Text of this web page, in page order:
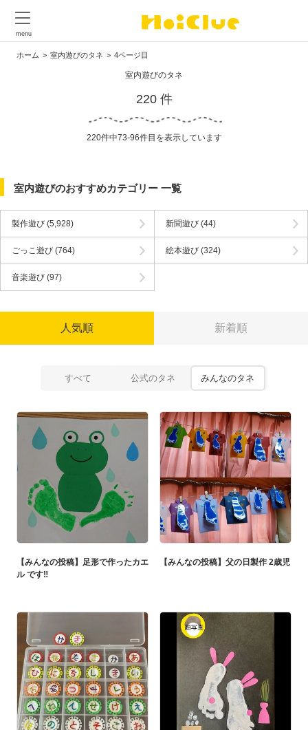
ホーム 室内遊びのタネ 4ページ目
室内遊びのタネ
220 件
220件中73-96件目を表示しています
室内遊びのおすすめカテゴリー 一覧
製作遊び (5,928) 新聞遊び(44)
ごっこ遊び (764) 絵本遊び(324)
音楽遊び (97)
人気順 新着順
すべて 公式のタネ みんなのタネ
【みんなの投稿】足形で作ったカエ
ル です‼️
【みんなの投稿】父の日製作 2歳児